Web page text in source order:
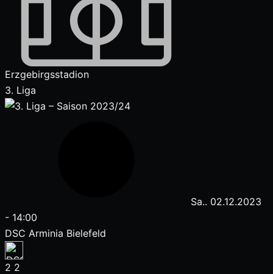
Erzgebirgsstadion
3. Liga
Sa.. 02.12.2023
- 14:00
DSC Arminia Bielefeld
2 2